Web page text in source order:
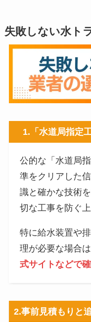
失敗しない水ト
1. 「水道局指定
公的な「水道局
準をクリアした
識と確かな技術
切な工事を防ぐ
特に給水装置や
理が必要な場合は
式サイトなどで
2.事前見積もりと